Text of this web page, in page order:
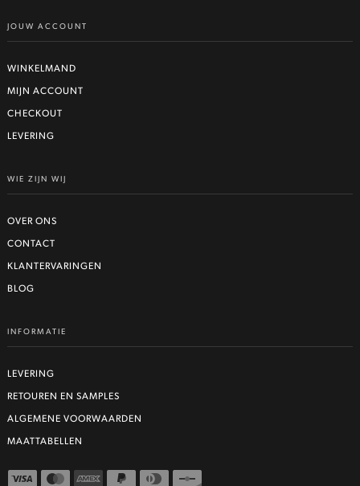
JOUW ACCOUNT
WINKELMAND
MIJN ACCOUNT
CHECKOUT
LEVERING
WIE ZIJN WIJ
OVER ONS
CONTACT
KLANTERVARINGEN
BLOG
INFORMATIE
LEVERING
RETOUREN EN SAMPLES
ALGEMENE VOORWAARDEN
MAATTABELLEN